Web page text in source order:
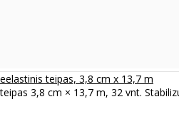
teipas, 3,8 cm x 13,7 m
3,8 cm × 13,7 m, 32 vnt.